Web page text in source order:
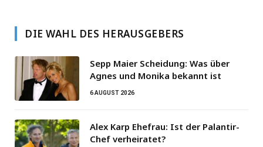
DIE WAHL DES HERAUSGEBERS
Sepp Maier Scheidung: Was über
Agnes und Monika bekannt ist
6 AUGUST 2026
Alex Karp Ehefrau: Ist der Palantir-
Chef verheiratet?